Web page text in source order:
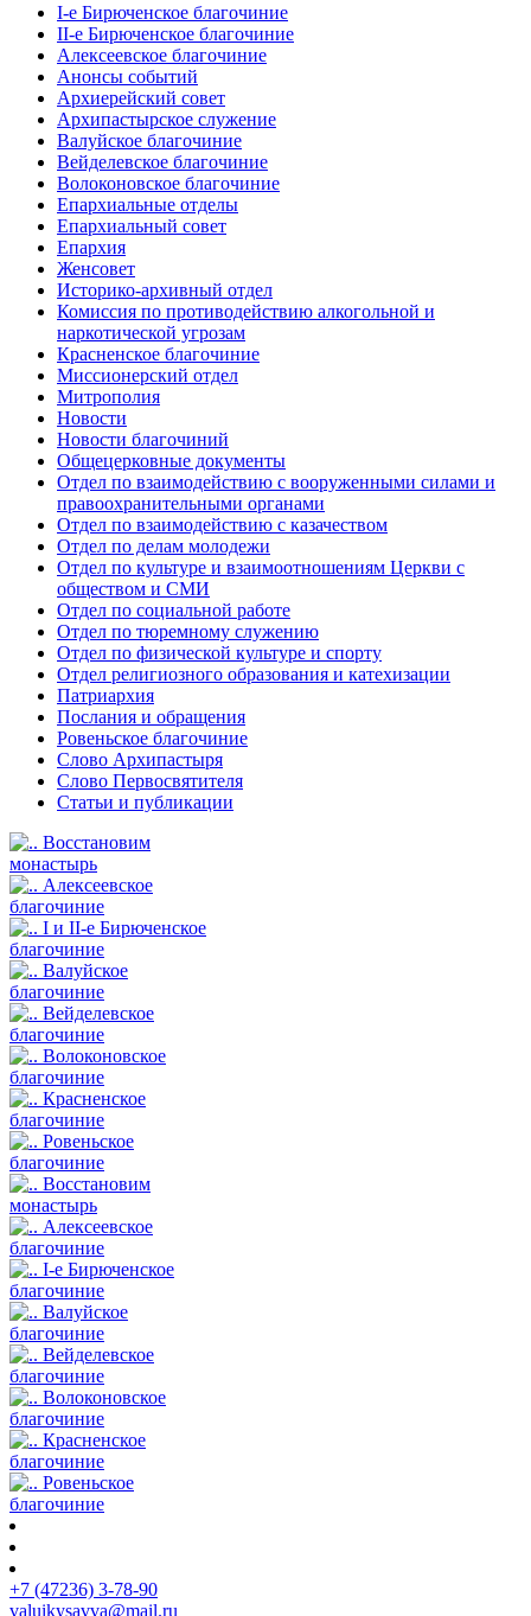
I-е Бирюченское благочиние
II-е Бирюченское благочиние
Алексеевское благочиние
Анонсы событий
Архиерейский совет
Архипастырское служение
Валуйское благочиние
Вейделевское благочиние
Волоконовское благочиние
Епархиальные отделы
Епархиальный совет
Епархия
Женсовет
Историко-архивный отдел
Комиссия по противодействию алкогольной и
наркотической угрозам
Красненское благочиние
Миссионерский отдел
Митрополия
Новости
Новости благочиний
Общецерковные документы
Отдел по взаимодействию с вооруженными силами и
правоохранительными органами
Отдел по взаимодействию с казачеством
Отдел по делам молодежи
Отдел по культуре и взаимоотношениям Церкви с
обществом и СМИ
Отдел по социальной работе
Отдел по тюремному служению
Отдел по физической культуре и спорту
Отдел религиозного образования и катехизации
Патриархия
Послания и обращения
Ровеньское благочиние
Слово Архипастыря
Слово Первосвятителя
Статьи и публикации
Восстановим
монастырь
Алексеевское
благочиние
I и II-е Бирюченское
благочиние
Валуйское
благочиние
Вейделевское
благочиние
Волоконовское
благочиние
Красненское
благочиние
Ровеньское
благочиние
Восстановим
монастырь
Алексеевское
благочиние
I-е Бирюченское
благочиние
Валуйское
благочиние
Вейделевское
благочиние
Волоконовское
благочиние
Красненское
благочиние
Ровеньское
благочиние
+7 (47236) 3-78-90
valuikysavva@mail.ru